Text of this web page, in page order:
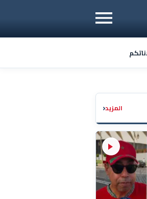
المزيد‹